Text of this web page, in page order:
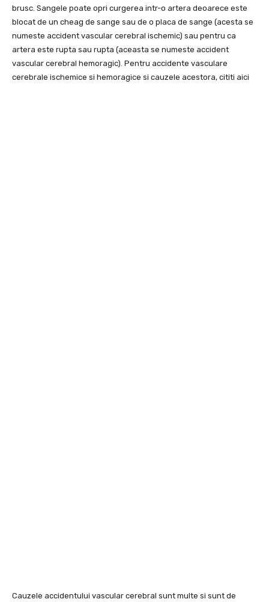
brusc. Sangele poate opri curgerea intr-o artera deoarece este
blocat de un cheag de sange sau de o placa de sange (acesta se
numeste accident vascular cerebral ischemic) sau pentru ca
artera este rupta sau rupta (aceasta se numeste accident
vascular cerebral hemoragic). Pentru accidente vasculare
cerebrale ischemice si hemoragice si cauzele acestora, cititi aici
Cauzele accidentului vascular cerebral sunt multe si sunt de